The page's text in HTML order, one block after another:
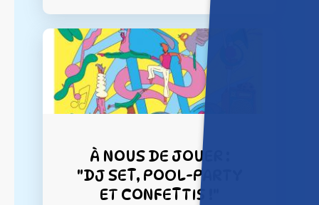
À NOUS DE JOUER :
"DJ SET, POOL-PARTY
ET CONFETTIS !"